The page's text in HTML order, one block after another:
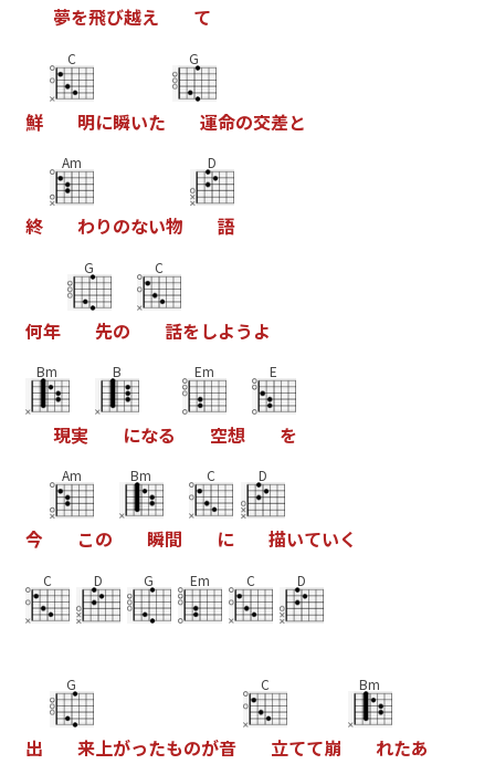
夢を飛び越え て
鮮
C
明に瞬いた
G
運命の交差と
終
Am
わりのない物
D
語
何年
G
先の
C
話をしよう よ
Bm
現実
B
になる
Em
空想
E
を
今
Am
この
Bm
瞬間
C
に
D
描いていく
C D G Em C D
出
G
来上がったものが音
C
立てて崩
Bm
れたあ